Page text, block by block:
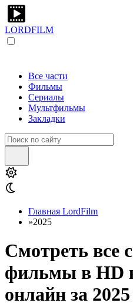
LORDFILM
Все части
Фильмы
Сериалы
Мультфильмы
Закладки
Главная LordFilm
»2025
Смотреть все
фильмы в HD
онлайн за 2025